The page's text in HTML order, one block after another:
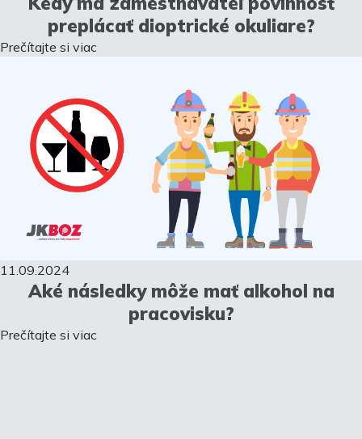
preplácať dioptrické okuliare?
Prečítajte si viac
11.09.2024
Aké následky môže mať alkohol na
pracovisku?
Prečítajte si viac